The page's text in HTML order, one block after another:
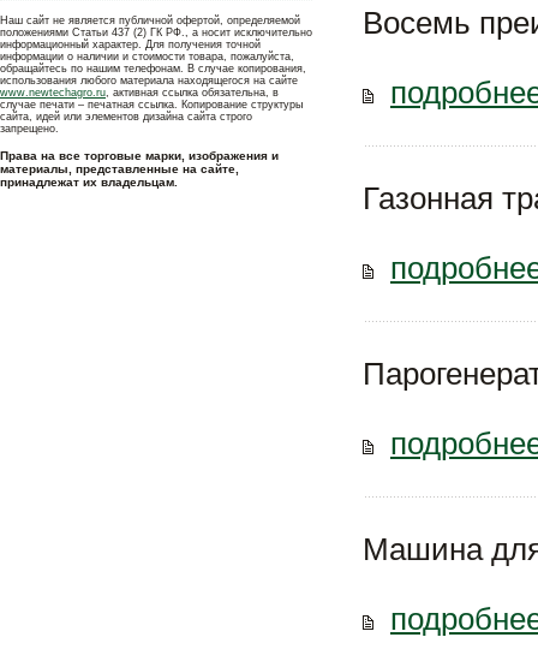
Наш сайт не является публичной офертой, определяемой
положениями Статьи 437 (2) ГК РФ., а носит исключительно
информационный характер. Для получения точной
информации о наличии и стоимости товара, пожалуйста,
обращайтесь по нашим телефонам. В случае копирования,
использования любого материала находящегося на сайте
www.newtechagro.ru, активная ссылка обязательна, в
случае печати – печатная ссылка. Копирование структуры
сайта, идей или элементов дизайна сайта строго
запрещено.
Права на все торговые марки, изображения и
материалы, представленные на сайте,
принадлежат их владельцам.
Восемь
Газонная
Машина